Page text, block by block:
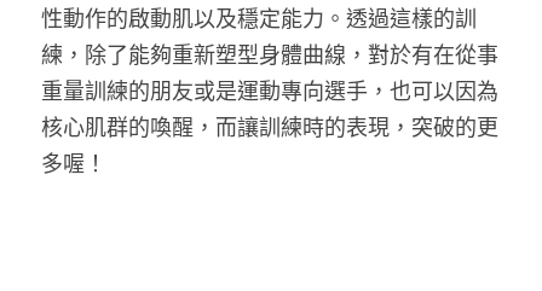
點我預約
POWERED BY
性動作的啟動肌以及穩定能力。透過這樣的訓
練，除了能夠重新塑型身體曲線，對於有在從事
重量訓練的朋友或是運動專向選手，也可以因為
核心肌群的喚醒，而讓訓練時的表現，突破的更
多喔！